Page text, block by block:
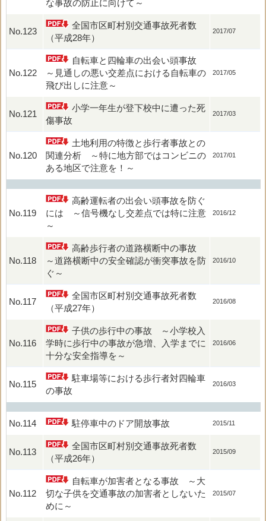
な事故の防止に向けて～
No.123
全国市区町村別交通事故死者数
（平成28年）
2017/07
No.122
自転車と四輪車の出会い頭事故
～見通しの悪い交差点における自転車の
飛び出しに注意～
2017/05
No.121
小学一年生が登下校中に遭った死
傷事故
2017/03
No.120
土地利用の特徴と歩行者事故との
関連分析 ～特に地方部ではコンビニの
ある地区で注意を！～
2017/01
No.119
高齢運転者の出会い頭事故を防ぐ
には ～信号機なし交差点では特に注意
～
2016/12
No.118
高齢歩行者の道路横断中の事故
～道路横断中の安全確認が衝突事故を防
ぐ～
2016/10
No.117
全国市区町村別交通事故死者数
（平成27年）
2016/08
No.116
子供の歩行中の事故 ～小学校入
学時に歩行中の事故が急増、入学までに
十分な安全指導を～
2016/06
No.115
駐車場等における歩行者対四輪車
の事故
2016/03
No.114 駐停車中のドア開放事故 2015/11
No.113
全国市区町村別交通事故死者数
（平成26年）
2015/09
No.112
自転車が加害者となる事故 ～大
切な子供を交通事故の加害者としないた
めに～
2015/07